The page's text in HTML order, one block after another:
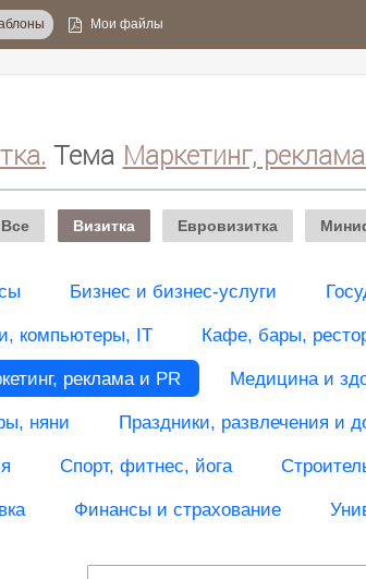
Мои файлы
Тема Маркетинг,
Все Визитка Евровизитка
Бизнес и бизнес-услуги
компьютеры, IT Кафе, бары,
реклама и PR Медицина и
няни Праздники, развлечения и
Спорт, фитнес, йога
Финансы и страхование